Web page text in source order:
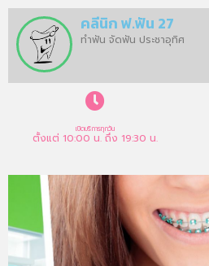
คลีนิก ฟ.ฟัน 27
ทำฟัน จัดฟัน ประชาอุทิศ
เปิดบริการทุกวัน
ตั้งแต่ 10:00 น. ถึง 19:30 น.